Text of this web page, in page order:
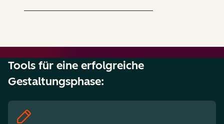
Tools für eine erfolgreiche
Gestaltungsphase: